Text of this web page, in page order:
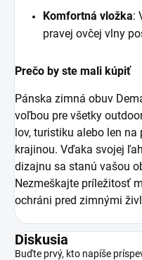
Komfortná vložka:
pravej ovčej vlny
Prečo by ste mali kúpiť
Pánska zimná obuv
voľbou pre všetky
lov, turistiku alebo len na
krajinou. Vďaka svojej
dizajnu sa stanú vašou
Nezmeškajte príležitosť
ochráni pred zimnými
Diskusia
Buďte prvý, kto napíše